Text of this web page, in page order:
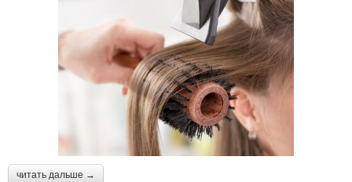
читать дальше →